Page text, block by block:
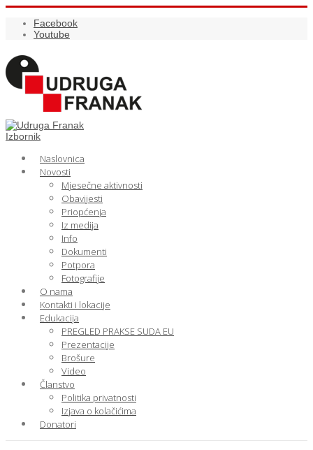
Facebook
Youtube
Izbornik
Naslovnica
Novosti
Mjesečne aktivnosti
Obavijesti
Priopćenja
Iz medija
Info
Dokumenti
Potpora
Fotografije
O nama
Kontakti i lokacije
Edukacija
PREGLED PRAKSE SUDA EU
Prezentacije
Brošure
Video
Članstvo
Politika privatnosti
Izjava o kolačićima
Donatori